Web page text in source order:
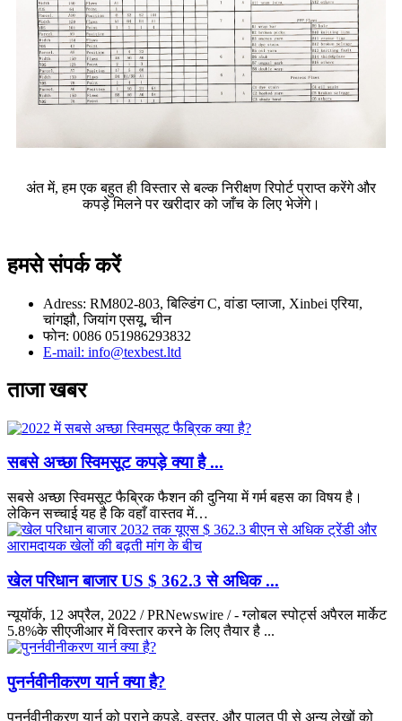
अंत में, हम एक बहुत ही विस्तार से बल्क निरीक्षण रिपोर्ट प्राप्त करेंगे और
कपड़े मिलने पर खरीदार को जाँच के लिए भेजेंगे।
हमसे संपर्क करें
Adress: RM802-803, बिल्डिंग C, वांडा प्लाजा, Xinbei एरिया,
चांगझौ, जियांग एसयू, चीन
फोन: 0086 051986293832
E-mail: info@texbest.ltd
ताजा खबर
सबसे अच्छा स्विमसूट कपड़े क्या है ...
सबसे अच्छा स्विमसूट फैब्रिक फैशन की दुनिया में गर्म बहस का विषय है।
लेकिन सच्चाई यह है कि वहाँ वास्तव में…
खेल परिधान बाजार US $ 362.3 से अधिक ...
न्यूयॉर्क, 12 अप्रैल, 2022 / PRNewswire / - ग्लोबल स्पोर्ट्स अपैरल मार्केट
5.8%के सीएजीआर में विस्तार करने के लिए तैयार है ...
पुनर्नवीनीकरण यार्न क्या है?
पुनर्नवीनीकरण यार्न को पुराने कपड़े, वस्त्र, और पालतू पी से अन्य लेखों को